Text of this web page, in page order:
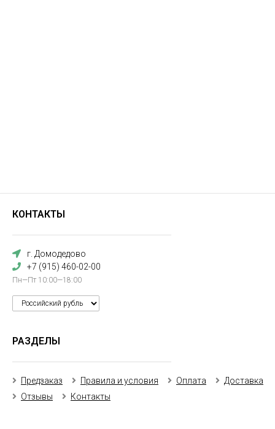
КОНТАКТЫ
г. Домодедово
+7 (915) 460-02-00
Пн—Пт 10:00—18:00
РАЗДЕЛЫ
Предзаказ Правила и условия Оплата
Доставка
Отзывы
Контакты